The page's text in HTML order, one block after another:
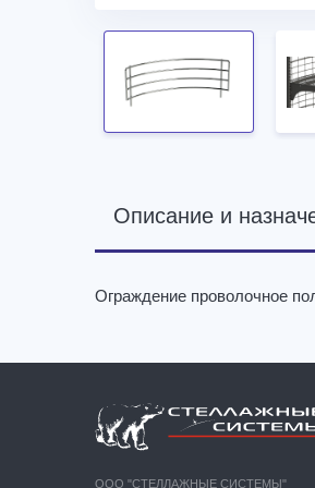
Описание и
Ограждение проволочное
ООО "СТЕЛЛАЖНЫЕ СИСТЕМЫ"